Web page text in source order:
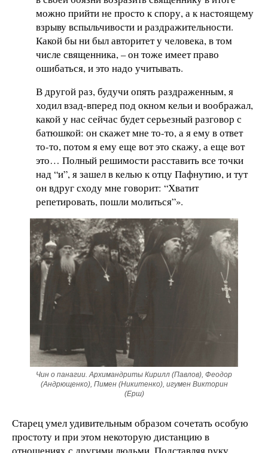
можно прийти не просто к спору, а к настоящему
взрыву вспыльчивости и раздражительности.
Какой бы ни был авторитет у человека, в том
числе священника, – он тоже имеет право
ошибаться, и это надо учитывать.
В другой раз, будучи опять раздраженным, я
ходил взад-вперед под окном кельи и воображал,
какой у нас сейчас будет серьезный разговор с
батюшкой: он скажет мне то-то, а я ему в ответ
то-то, потом я ему еще вот это скажу, а еще вот
это… Полный решимости расставить все точки
над “и”, я зашел в келью к отцу Пафнутию, и тут
он вдруг сходу мне говорит: “Хватит
репетировать, пошли молиться”».
Чин о панагии. Архимандриты Кирилл (Павлов), Феодор
(Андрющенко), Пимен (Никитенко), игумен Викторин
(Ерш)
Старец умел удивительным образом сочетать особую
простоту и при этом некоторую дистанцию в